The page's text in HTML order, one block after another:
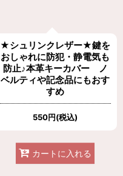
★シュリンクレザー★鍵を
おしゃれに防犯・静電気も
防止♪本革キーカバー ノ
ベルティや記念品にもおす
すめ
550円(税込)
カートに入れる